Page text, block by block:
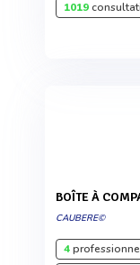
1019
BOÎTE À
CAUBERE©
4